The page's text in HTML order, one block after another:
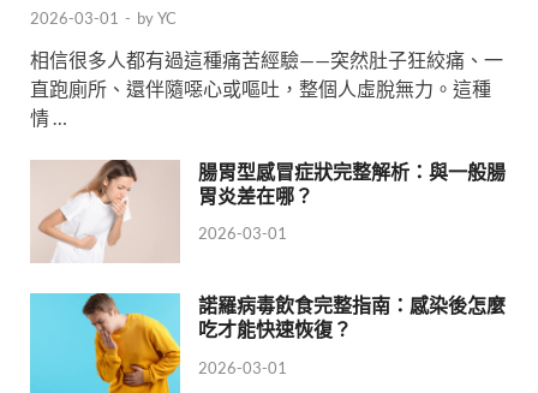
2026-03-01 - byYC
相信很多人都有過這種痛苦經驗——突然肚子狂絞痛、一
直跑廁所、還伴隨噁心或嘔吐，整個人虛脫無力。這種
情 …
腸胃型感冒症狀完整解析：與一般腸
胃炎差在哪？
2026-03-01
諾羅病毒飲食完整指南：感染後怎麼
吃才能快速恢復？
2026-03-01